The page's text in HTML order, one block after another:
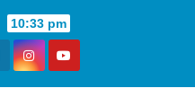
10:33 pm